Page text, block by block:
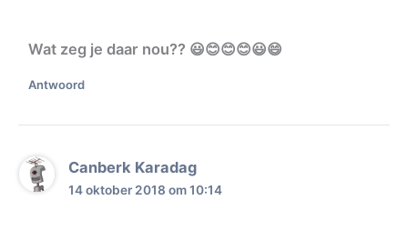
Wat zeg je daar nou?? 😃😊😊😊😃😄
Antwoord
Canberk Karadag
14 oktober 2018 om 10:14